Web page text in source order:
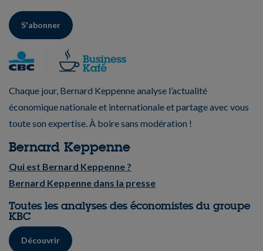
S'abonner
Chaque jour, Bernard Keppenne analyse l’actualité
économique nationale et internationale et partage avec vous
toute son expertise. À boire sans modération !
Bernard Keppenne
Qui est Bernard Keppenne ?
Bernard Keppenne dans la presse
Toutes les analyses des économistes du groupe
KBC
Découvrir